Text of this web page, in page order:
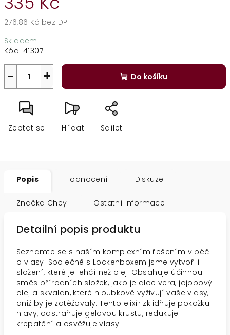
276,86 Kč bez DPH
cena:
Skladem
Kód: 41307
+
− Do košíku
Zeptat se Hlídat Sdílet
Popis Hodnocení Diskuze
Značka Chey Ostatní informace
Detailní popis produktu
Seznamte se s naším komplexním řešením v péči
o vlasy. Společně s Lockenboxem jsme vytvořili
složení, které je lehčí než olej. Obsahuje účinnou
směs přírodních složek, jako je aloe vera, jojobový
olej a skvalan, které hloubkově vyživují vaše vlasy,
aniž by je zatěžovaly. Tento elixír zklidňuje pokožku
hlavy, odstraňuje gelovou krustu, redukuje
krepatění a osvěžuje vlasy.